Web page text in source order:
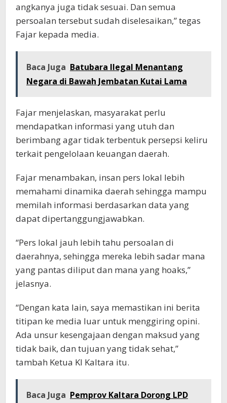
angkanya juga tidak sesuai. Dan semua
persoalan tersebut sudah diselesaikan,” tegas
Fajar kepada media.
Baca Juga Batubara Ilegal Menantang
Negara di Bawah Jembatan Kutai Lama
Fajar menjelaskan, masyarakat perlu
mendapatkan informasi yang utuh dan
berimbang agar tidak terbentuk persepsi keliru
terkait pengelolaan keuangan daerah.
Fajar menambakan, insan pers lokal lebih
memahami dinamika daerah sehingga mampu
memilah informasi berdasarkan data yang
dapat dipertanggungjawabkan.
“Pers lokal jauh lebih tahu persoalan di
daerahnya, sehingga mereka lebih sadar mana
yang pantas diliput dan mana yang hoaks,”
jelasnya.
“Dengan kata lain, saya memastikan ini berita
titipan ke media luar untuk menggiring opini.
Ada unsur kesengajaan dengan maksud yang
tidak baik, dan tujuan yang tidak sehat,”
tambah Ketua KI Kaltara itu.
Baca Juga Pemprov Kaltara Dorong LPD